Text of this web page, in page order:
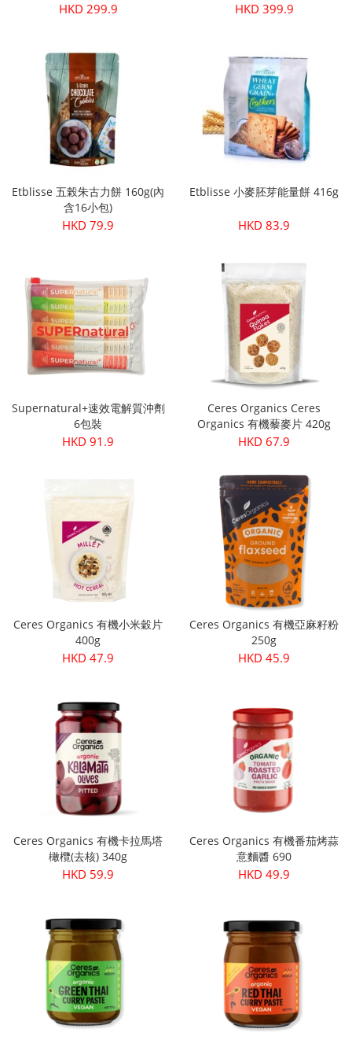
HKD 299.9 HKD 399.9
Etblisse 五榖朱古力餅 160g(內
含16小包)
HKD 79.9
Etblisse 小麥胚芽能量餅 416g
HKD 83.9
Supernatural+速效電解質沖劑
6包裝
HKD 91.9
Ceres Organics Ceres
Organics 有機藜麥片 420g
HKD 67.9
Ceres Organics 有機小米穀片
400g
HKD 47.9
Ceres Organics 有機亞麻籽粉
250g
HKD 45.9
Ceres Organics 有機卡拉馬塔
橄欖(去核) 340g
HKD 59.9
Ceres Organics 有機番茄烤蒜
意麵醬 690
HKD 49.9